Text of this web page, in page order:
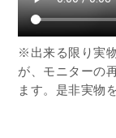
※出来る限り実
が、モニターの
ます。是非実物